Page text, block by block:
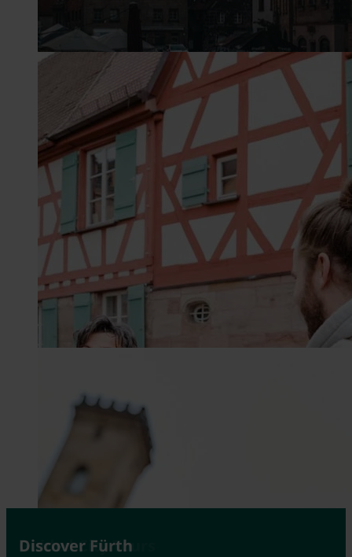
Attractions
Guided City Tours
Discover Fürth